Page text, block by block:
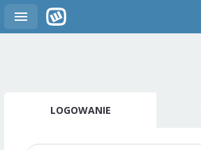
LOGOWANIE